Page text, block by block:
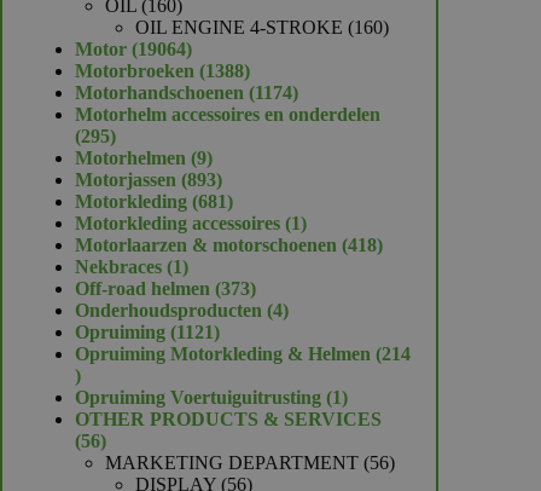
producten
OIL 160160
producten
OIL ENGINE 4-STROKE 160160
Motor 1906419064
producten
Motorbroeken 13881388
producten
Motorhandschoenen 11741174
producten
Motorhelm accessoires en onderdelen
295295
producten
Motorhelmen 99
producten
Motorjassen 893893
producten
Motorkleding 681681
producten
Motorkleding accessoires 11
product
Motorlaarzen & motorschoenen 418418
Nekbraces 11
product
Off-road helmen 373373
producten
Onderhoudsproducten 44
Opruiming 11211121
producten
Opruiming Motorkleding & Helmen
214
214
producten
Opruiming Voertuiguitrusting 11
product
OTHER PRODUCTS & SERVICES
5656
producten
MARKETING DEPARTMENT 5656
DISPLAY 5656